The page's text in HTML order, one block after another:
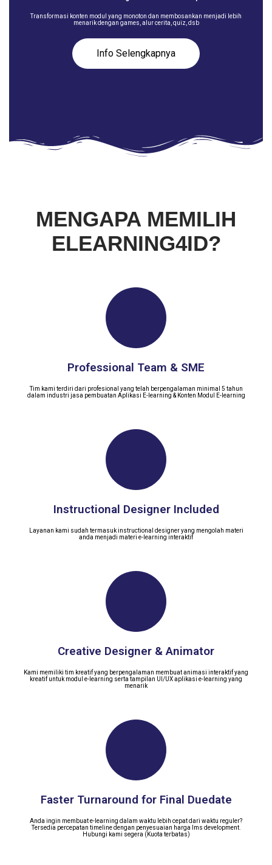
Transformasi konten modul yang monoton dan membosankan menjadi lebih
menarik dengan games, alur cerita, quiz, dsb
Info Selengkapnya
MENGAPA MEMILIH
ELEARNING4ID?
Professional Team & SME
Tim kami terdiri dari profesional yang telah berpengalaman minimal 5 tahun
dalam industri jasa pembuatan Aplikasi E-learning & Konten Modul E-learning
Instructional Designer Included
Layanan kami sudah termasuk instructional designer yang mengolah materi
anda menjadi materi e-learning interaktif
Creative Designer & Animator
Kami memiliki tim kreatif yang berpengalaman membuat animasi interaktif yang
kreatif untuk modul e-learning serta tampilan UI/UX aplikasi e-learning yang
menarik
Faster Turnaround for Final Duedate
Anda ingin membuat e-learning dalam waktu lebih cepat dari waktu reguler?
Tersedia percepatan timeline dengan penyesuaian harga lms development.
Hubungi kami segera (Kuota terbatas)